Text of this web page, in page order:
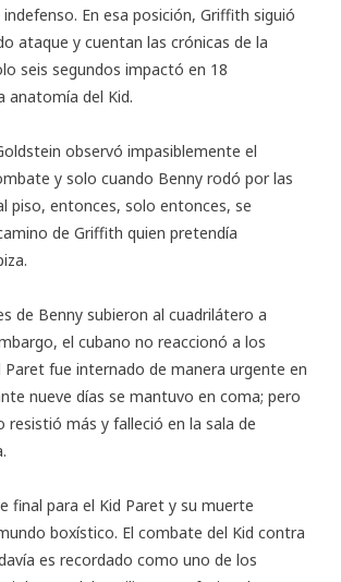
En esa posición, Griffith siguió
ataque y cuentan las crónicas de la
seis segundos impactó en 18
anatomía del Kid.
observó impasiblemente el
y solo cuando Benny rodó por las
piso, entonces, solo entonces, se
de Griffith quien pretendía
de Benny subieron al cuadrilátero a
el cubano no reaccionó a los
Paret fue internado de manera urgente en
nueve días se mantuvo en coma; pero
resistió más y falleció en la sala de
final para el Kid Paret y su muerte
boxístico. El combate del Kid contra
es recordado como uno de los